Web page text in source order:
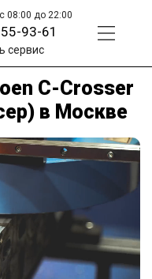
08:00 до 22:00
93-61
сервис
C-Crosser
в Москве